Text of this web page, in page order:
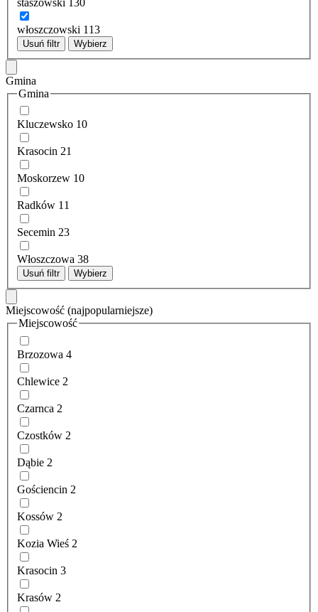
włoszczowski 113
Usuń filtr Wybierz
Gmina
Gmina
Kluczewsko 10
Krasocin 21
Moskorzew 10
Radków 11
Secemin 23
Włoszczowa 38
Usuń filtr Wybierz
Miejscowość (najpopularniejsze)
Miejscowość
Brzozowa 4
Chlewice 2
Czarnca 2
Czostków 2
Dąbie 2
Gościencin 2
Kossów 2
Kozia Wieś 2
Krasocin 3
Krasów 2